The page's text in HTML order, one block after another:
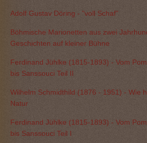
Adolf Gustav Döring - "voll Schaf"
Böhmische Marionetten aus zwei
Geschichten auf kleiner Bühne
Ferdinand Jühlke (1815-1893) - Vom
bis Sanssouci Teil II
Wilhelm Schmidthild (1876 - 1951) - Wie
Natur
Ferdinand Jühlke (1815-1893) - Vom
bis Sanssouci Teil I